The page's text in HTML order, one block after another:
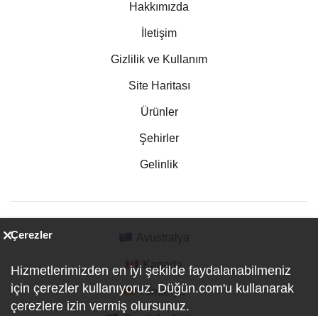
Hakkımızda
İletişim
Gizlilik ve Kullanım
Site Haritası
Ürünler
Şehirler
Gelinlik
Kanada
Almanya
Çerezler
Hizmetlerimizden en iyi şekilde faydalanabilmeniz
için çerezler kullanıyoruz. Düğün.com'u kullanarak
çerezlere izin vermiş olursunuz.